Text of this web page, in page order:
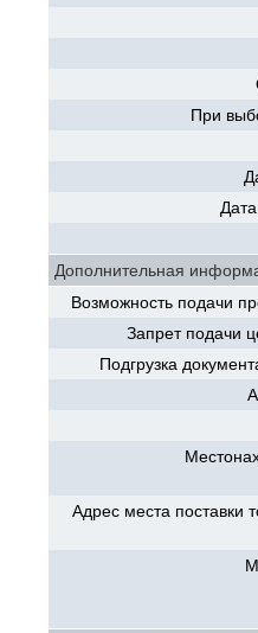
При
Дополнительная
Возможность подачи
Запрет подачи
Подгрузка
Адрес места поставки